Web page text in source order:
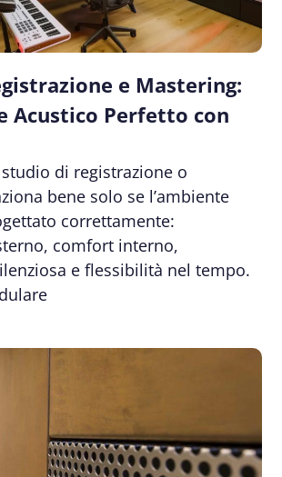
e Mastering:
Acustico Perfetto con
di registrazione o
bene solo se l’ambiente
correttamente:
comfort interno,
e flessibilità nel tempo.